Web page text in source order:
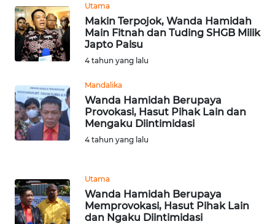
Utama
Makin Terpojok, Wanda Hamidah
Main Fitnah dan Tuding SHGB Milik
Japto Palsu
4 tahun yang lalu
Mandalika
Wanda Hamidah Berupaya
Provokasi, Hasut Pihak Lain dan
Mengaku Diintimidasi
4 tahun yang lalu
Utama
Wanda Hamidah Berupaya
Memprovokasi, Hasut Pihak Lain
dan Ngaku Diintimidasi
DAIRI
WN
DANAU
WN
NIAS
WN
TAPANULI
SELATAN